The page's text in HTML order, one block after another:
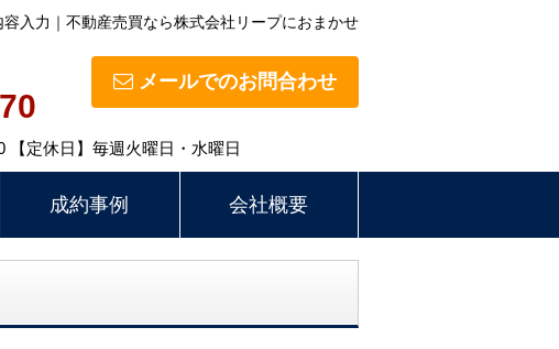
容入力｜不動産売買なら株式会社リープにおまかせ
メールでのお問合わせ
【定休日】毎週火曜日・水曜日
成約事例 会社概要